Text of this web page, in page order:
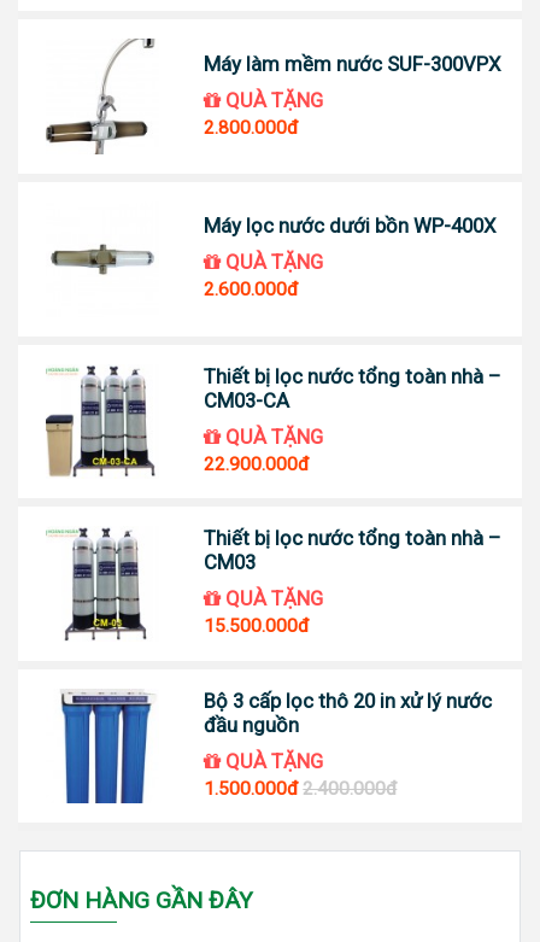
Máy làm mềm nước SUF-300VPX
QUÀ TẶNG
2.800.000đ
Máy lọc nước dưới bồn WP-400X
QUÀ TẶNG
2.600.000đ
Thiết bị lọc nước tổng toàn nhà –
CM03-CA
QUÀ TẶNG
22.900.000đ
Thiết bị lọc nước tổng toàn nhà –
CM03
QUÀ TẶNG
15.500.000đ
Bộ 3 cấp lọc thô 20 in xử lý nước
đầu nguồn
QUÀ TẶNG
1.500.000đ 2.400.000đ
ĐƠN HÀNG GẦN ĐÂY